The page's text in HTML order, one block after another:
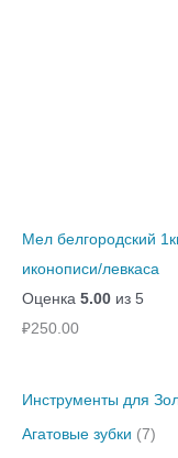
Мел белгородский
иконописи/левкаса
Оценка 5.00 из 5
₽250.00
Инструменты для
Агатовые зубки 7